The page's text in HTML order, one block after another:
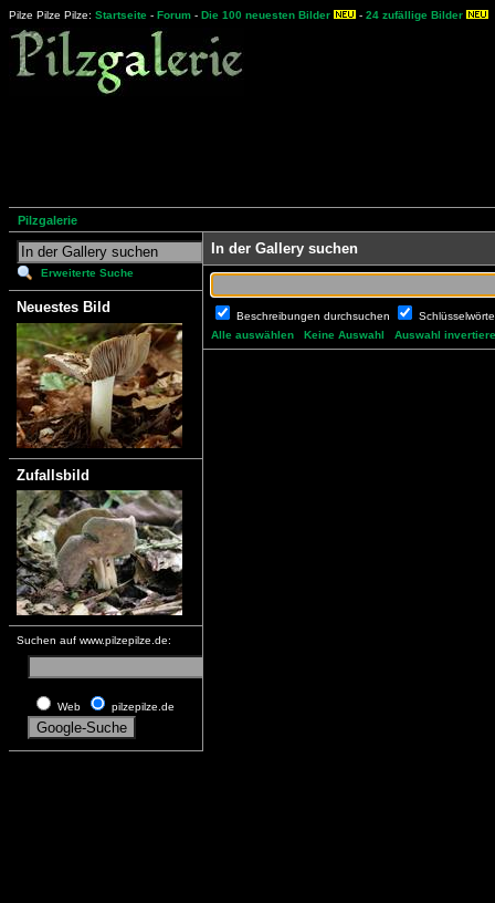
Pilze Pilze Pilze: Startseite - Forum - Die 100 neuesten Bilder - 24 zufällige Bilder
Pilzgalerie
Erweiterte Suche
Neuestes Bild
Zufallsbild
Suchen auf www.pilzepilze.de:
Web pilzepilze.de
In der Gallery suchen
Beschreibungen durchsuchen
Alle auswählen
Keine Auswahl Auswahl